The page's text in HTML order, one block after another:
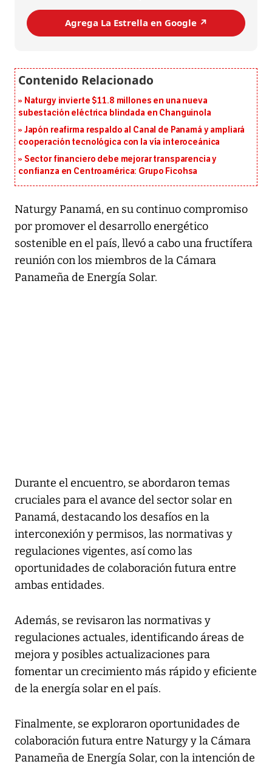
Agrega La Estrella en Google ↗️
Naturgy invierte $11.8 millones en una nueva
subestación eléctrica blindada en Changuinola
Japón reafirma respaldo al Canal de Panamá y ampliará
cooperación tecnológica con la vía interoceánica
Sector financiero debe mejorar transparencia y
confianza en Centroamérica: Grupo Ficohsa
Naturgy Panamá, en su continuo compromiso
por promover el desarrollo energético
sostenible en el país, llevó a cabo una fructífera
reunión con los miembros de la Cámara
Panameña de Energía Solar.
Durante el encuentro, se abordaron temas
cruciales para el avance del sector solar en
Panamá, destacando los desafíos en la
interconexión y permisos, las normativas y
regulaciones vigentes, así como las
oportunidades de colaboración futura entre
ambas entidades.
Además, se revisaron las normativas y
regulaciones actuales, identificando áreas de
mejora y posibles actualizaciones para
fomentar un crecimiento más rápido y eficiente
de la energía solar en el país.
Finalmente, se exploraron oportunidades de
colaboración futura entre Naturgy y la Cámara
Panameña de Energía Solar, con la intención de